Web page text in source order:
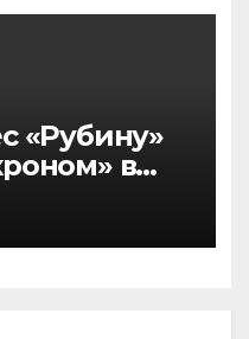
«Рубину»
в